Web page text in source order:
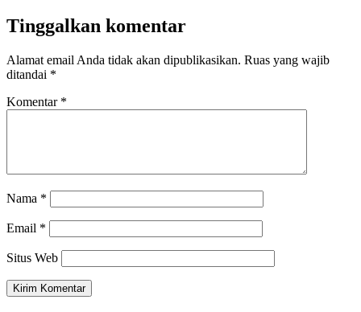
Tinggalkan komentar
Alamat email Anda tidak akan dipublikasikan. Ruas yang wajib
ditandai *
Komentar *
Nama *
Email *
Situs Web